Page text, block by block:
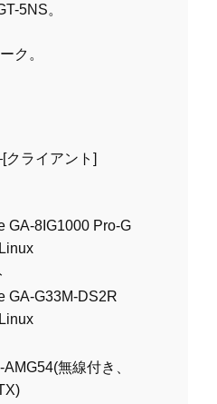
5NS。
ク。
ライアント]
GA-8IG1000 Pro-G
GA-G33M-DS2R
無線付き、